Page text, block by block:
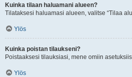
Kuinka tilaan haluamani alueen?
Tilataksesi haluamasi alueen, valitse “Tilaa
Ylös
Kuinka poistan tilaukseni?
Poistaaksesi tilauksiasi, mene omiin
Ylös